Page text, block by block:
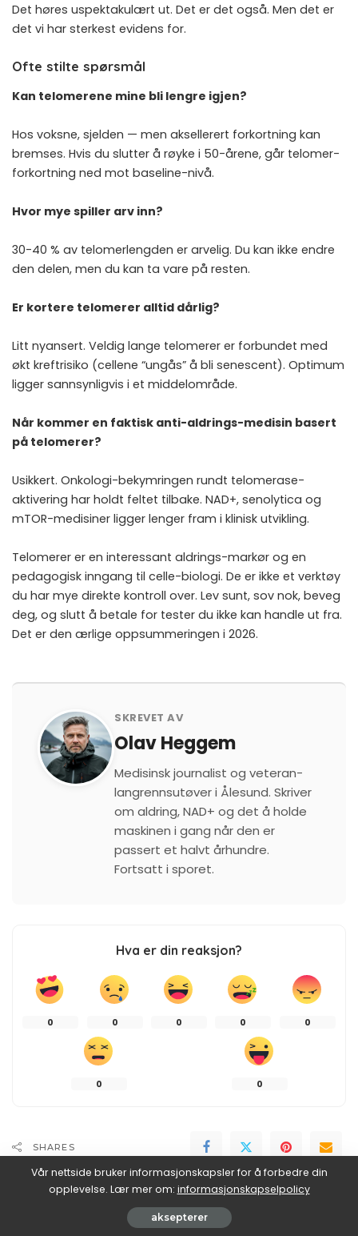
Det høres uspektakulært ut. Det er det også. Men det er
det vi har sterkest evidens for.
Ofte stilte spørsmål
Kan telomerene mine bli lengre igjen?
Hos voksne, sjelden — men aksellerert forkortning kan
bremses. Hvis du slutter å røyke i 50-årene, går telomer-
forkortning ned mot baseline-nivå.
Hvor mye spiller arv inn?
30-40 % av telomerlengden er arvelig. Du kan ikke endre
den delen, men du kan ta vare på resten.
Er kortere telomerer alltid dårlig?
Litt nyansert. Veldig lange telomerer er forbundet med
økt kreftrisiko (cellene “ungås” å bli senescent). Optimum
ligger sannsynligvis i et middelområde.
Når kommer en faktisk anti-aldrings-medisin basert
på telomerer?
Usikkert. Onkologi-bekymringen rundt telomerase-
aktivering har holdt feltet tilbake. NAD+, senolytica og
mTOR-medisiner ligger lenger fram i klinisk utvikling.
Telomerer er en interessant aldrings-markør og en
pedagogisk inngang til celle-biologi. De er ikke et verktøy
du har mye direkte kontroll over. Lev sunt, sov nok, beveg
deg, og slutt å betale for tester du ikke kan handle ut fra.
Det er den ærlige oppsummeringen i 2026.
SKREVET AV
Olav Heggem
Medisinsk journalist og veteran-
langrennsutøver i Ålesund. Skriver
om aldring, NAD+ og det å holde
maskinen i gang når den er
passert et halvt århundre.
Fortsatt i sporet.
Hva er din reaksjon?
0 0 0 0 0
0 0
SHARES
Vår nettside bruker informasjonskapsler for å forbedre din
opplevelse. Lær mer om: informasjonskapselpolicy
aksepterer